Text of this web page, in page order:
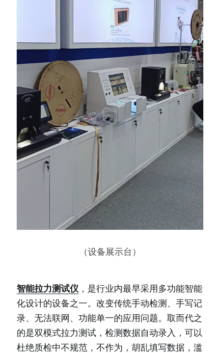
（设备展示台）
智能拉力测试仪 ，是行业内最早采用多功能智能
化设计的设备之一。改变传统手动检测、手写记
录、无法联网、功能单一的应用问题。取而代之
的是双模式拉力测试，检测数据自动录入，可以
杜绝质检中不规范，不作为，胡乱填写数据，滥